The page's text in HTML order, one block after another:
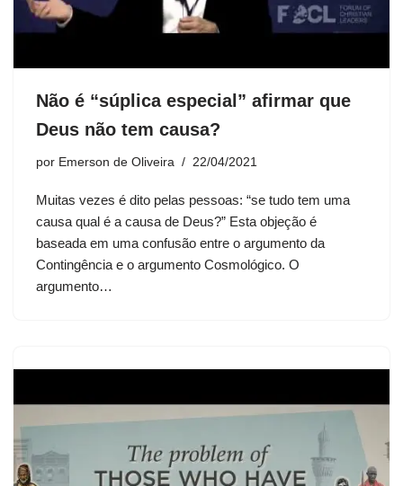
Não é “súplica especial” afirmar que
Deus não tem causa?
por Emerson de Oliveira 22/04/2021
Muitas vezes é dito pelas pessoas: “se tudo tem uma
causa qual é a causa de Deus?” Esta objeção é
baseada em uma confusão entre o argumento da
Contingência e o argumento Cosmológico. O
argumento…